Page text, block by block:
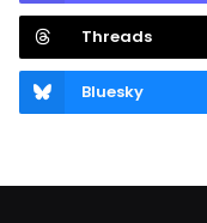
Threads
Bluesky